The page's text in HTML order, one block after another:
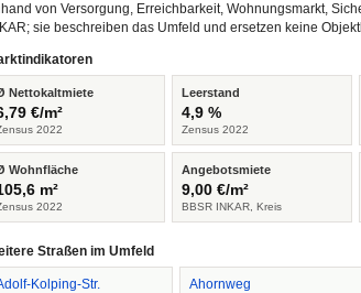
von Versorgung, Erreichbarkeit, Wohnungsmarkt,
sie beschreiben das Umfeld und ersetzen keine
Nettokaltmiete
€/m²
2022
Leerstand
4,9 %
Zensus 2022
Wohnfläche
m²
2022
Angebotsmiete
9,00 €/m²
BBSR INKAR, Kreis
Straßen im Umfeld
Kolping-Str. Ahornweg